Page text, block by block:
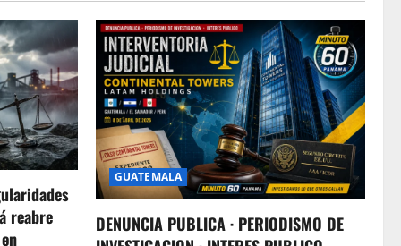
reabre
GUATEMALA
DENUNCIA PUBLICA · PERIODISMO DE